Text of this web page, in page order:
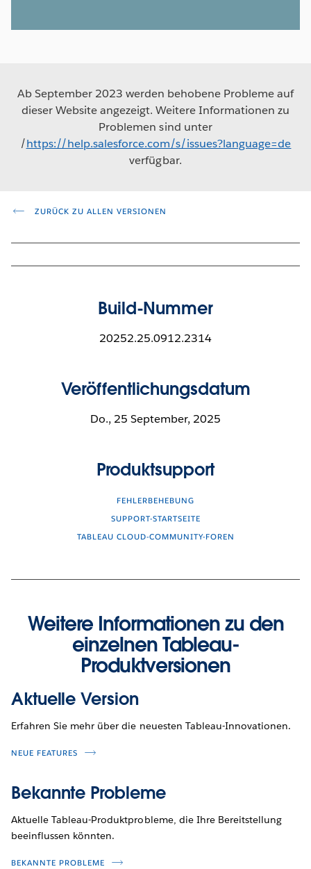
Ab September 2023 werden behobene Probleme auf
dieser Website angezeigt. Weitere Informationen zu
Problemen sind unter
/https://help.salesforce.com/s/issues?language=de
verfügbar.
ZURÜCK ZU ALLEN VERSIONEN
Build-Nummer
20252.25.0912.2314
Veröffentlichungsdatum
Do., 25 September, 2025
Produktsupport
FEHLERBEHEBUNG
SUPPORT-STARTSEITE
TABLEAU CLOUD-COMMUNITY-FOREN
Weitere Informationen zu den
einzelnen Tableau-
Produktversionen
Aktuelle Version
Erfahren Sie mehr über die neuesten Tableau-Innovationen.
NEUE FEATURES
Bekannte Probleme
Aktuelle Tableau-Produktprobleme, die Ihre Bereitstellung
beeinflussen könnten.
BEKANNTE PROBLEME